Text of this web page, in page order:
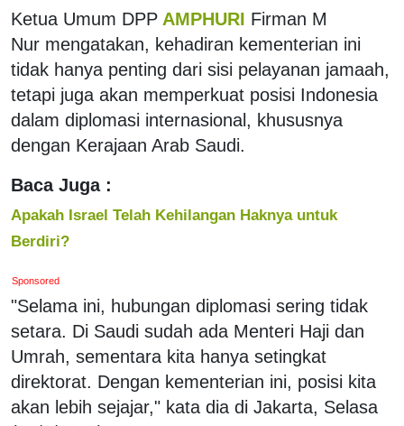
Ketua Umum DPP AMPHURI Firman M
Nur mengatakan, kehadiran kementerian ini
tidak hanya penting dari sisi pelayanan jamaah,
tetapi juga akan memperkuat posisi Indonesia
dalam diplomasi internasional, khususnya
dengan Kerajaan Arab Saudi.
Baca Juga :
Apakah Israel Telah Kehilangan Haknya untuk
Berdiri?
Sponsored
"Selama ini, hubungan diplomasi sering tidak
setara. Di Saudi sudah ada Menteri Haji dan
Umrah, sementara kita hanya setingkat
direktorat. Dengan kementerian ini, posisi kita
akan lebih sejajar," kata dia di Jakarta, Selasa